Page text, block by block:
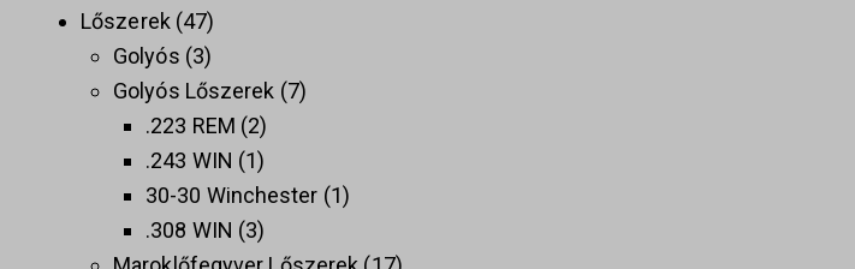
Lőszerek 47
Golyós 3
Golyós Lőszerek 7
.223 REM 2
.243 WIN
1
30-30 Winchester 1
.308 WIN
3